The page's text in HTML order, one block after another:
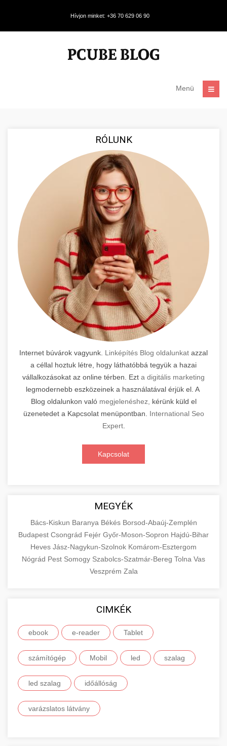
Hívjon minket: +36 70 629 06 90
Menü
RÓLUNK
Internet búvárok vagyunk. Linképítés Blog oldalunkat azzal
a céllal hoztuk létre, hogy láthatóbbá tegyük a hazai
vállalkozásokat az online térben. Ezt a digitális marketing
legmodernebb eszközeinek a használatával érjük el. A
Blog oldalunkon való megjelenéshez,
kérünk küld el
üzenetedet a Kapcsolat menüpontban. International Seo
Expert.
Kapcsolat
MEGYÉK
Bács-Kiskun Baranya Békés Borsod-Abaúj-Zemplén
Budapest Csongrád Fejér Győr-Moson-Sopron Hajdú-Bihar
Heves Jász-Nagykun-Szolnok Komárom-Esztergom
Nógrád Pest Somogy Szabolcs-Szatmár-Bereg Tolna Vas
Veszprém Zala
CIMKÉK
ebook e-reader Tablet
számítógép Mobil led szalag
led szalag időállóság
varázslatos látvány